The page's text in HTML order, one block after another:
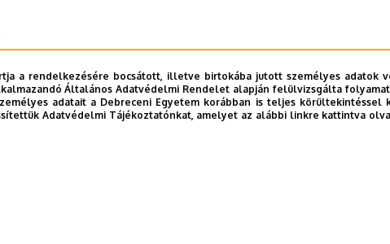
a rendelkezésére bocsátott, illetve birtokába jutott személyes adatok
Általános Adatvédelmi Rendelet alapján felülvizsgálta
adatait a Debreceni Egyetem korábban is teljes
Adatvédelmi Tájékoztatónkat, amelyet az alábbi linkre kattintva